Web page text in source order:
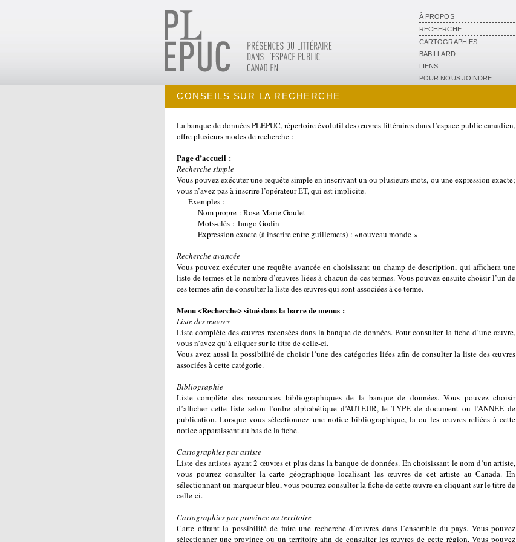
À PROPOS
RECHERCHE
CARTOGRAPHIES
BABILLARD
LIENS
POUR NOUS JOINDRE
CONSEILS SUR LA RECHERCHE
La banque de données PLEPUC, répertoire évolutif des œuvres littéraires dans l’espace public canadien,
offre plusieurs modes de recherche :
Page d’accueil :
Recherche simple
Vous pouvez exécuter une requête simple en inscrivant un ou plusieurs mots, ou une expression exacte;
vous n’avez pas à inscrire l’opérateur ET, qui est implicite.
Exemples :
Nom propre : Rose-Marie Goulet
Mots-clés : Tango Godin
Expression exacte (à inscrire entre guillemets) : «nouveau monde »
Recherche avancée
Vous pouvez exécuter une requête avancée en choisissant un champ de description, qui affichera une
liste de termes et le nombre d’œuvres liées à chacun de ces termes. Vous pouvez ensuite choisir l’un de
ces termes afin de consulter la liste des œuvres qui sont associées à ce terme.
Menu <Recherche> situé dans la barre de menus :
Liste des œuvres
Liste complète des œuvres recensées dans la banque de données. Pour consulter la fiche d’une œuvre,
vous n’avez qu’à cliquer sur le titre de celle-ci.
Vous avez aussi la possibilité de choisir l’une des catégories liées afin de consulter la liste des œuvres
associées à cette catégorie.
Bibliographie
Liste complète des ressources bibliographiques de la banque de données. Vous pouvez choisir
d’afficher cette liste selon l’ordre alphabétique d’AUTEUR, le TYPE de document ou l’ANNÉE de
publication. Lorsque vous sélectionnez une notice bibliographique, la ou les œuvres reliées à cette
notice apparaissent au bas de la fiche.
Cartographies par artiste
Liste des artistes ayant 2 œuvres et plus dans la banque de données. En choisissant le nom d’un artiste,
vous pourrez consulter la carte géographique localisant les œuvres de cet artiste au Canada. En
sélectionnant un marqueur bleu, vous pourrez consulter la fiche de cette œuvre en cliquant sur le titre de
celle-ci.
Cartographies par province ou territoire
Carte offrant la possibilité de faire une recherche d’œuvres dans l’ensemble du pays. Vous pouvez
sélectionner une province ou un territoire afin de consulter les œuvres de cette région. Vous pouvez